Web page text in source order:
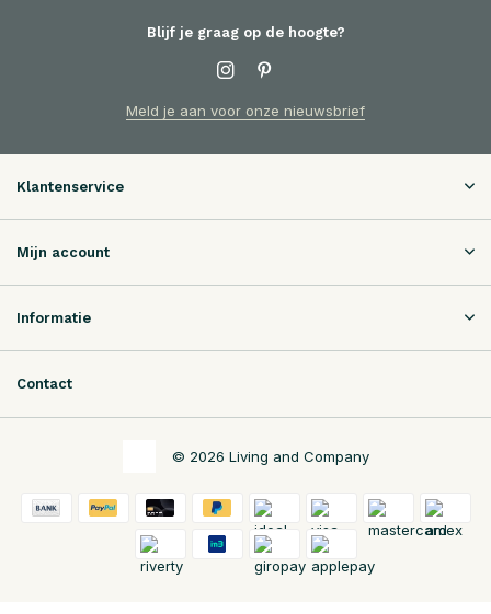
Blijf je graag op de hoogte?
Meld je aan voor onze nieuwsbrief
Klantenservice
Mijn account
Informatie
Contact
© 2026 Living and Company